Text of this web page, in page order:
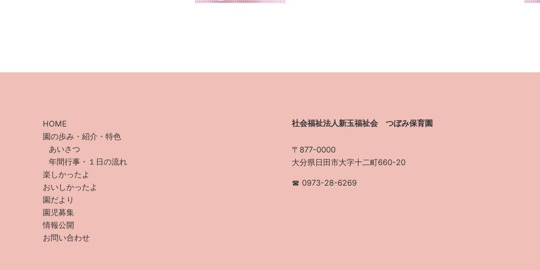
HOME
園の歩み・紹介・特色
あいさつ
年間行事・１日の流れ
楽しかったよ
おいしかったよ
園だより
園児募集
情報公開
お問い合わせ
社会福祉法人新玉福祉会 つぼみ保育園
〒877-0000
大分県日田市大字十二町660-20
☎︎ 0973-28-6269